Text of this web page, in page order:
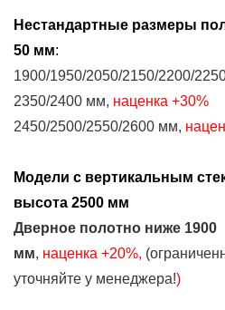
Нестандартные размеры
50 мм:
1900/1950/2050/2150/2200/
2350/2400 мм, наценка +30%
2450/2500/2550/2600 мм,
Модели с вертикальным
высота 2500 мм
Дверное полотно ниже 1900
мм, наценка +20%,
уточняйте у менеджера!)